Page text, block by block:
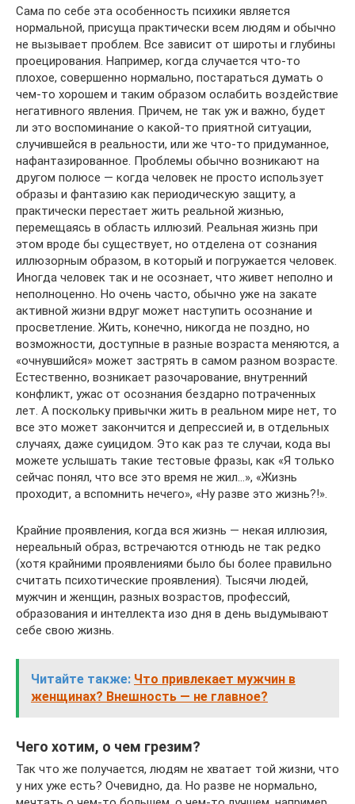
Сама по себе эта особенность психики является
нормальной, присуща практически всем людям и обычно
не вызывает проблем. Все зависит от широты и глубины
проецирования. Например, когда случается что-то
плохое, совершенно нормально, постараться думать о
чем-то хорошем и таким образом ослабить воздействие
негативного явления. Причем, не так уж и важно, будет
ли это воспоминание о какой-то приятной ситуации,
случившейся в реальности, или же что-то придуманное,
нафантазированное. Проблемы обычно возникают на
другом полюсе — когда человек не просто использует
образы и фантазию как периодическую защиту, а
практически перестает жить реальной жизнью,
перемещаясь в область иллюзий. Реальная жизнь при
этом вроде бы существует, но отделена от сознания
иллюзорным образом, в который и погружается человек.
Иногда человек так и не осознает, что живет неполно и
неполноценно. Но очень часто, обычно уже на закате
активной жизни вдруг может наступить осознание и
просветление. Жить, конечно, никогда не поздно, но
возможности, доступные в разные возраста меняются, а
«очнувшийся» может застрять в самом разном возрасте.
Естественно, возникает разочарование, внутренний
конфликт, ужас от осознания бездарно потраченных
лет. А поскольку привычки жить в реальном мире нет, то
все это может закончится и депрессией и, в отдельных
случаях, даже суицидом. Это как раз те случаи, кода вы
можете услышать такие тестовые фразы, как «Я только
сейчас понял, что все это время не жил…», «Жизнь
проходит, а вспомнить нечего», «Ну разве это жизнь?!».
Крайние проявления, когда вся жизнь — некая иллюзия,
нереальный образ, встречаются отнюдь не так редко
(хотя крайними проявлениями было бы более правильно
считать психотические проявления). Тысячи людей,
мужчин и женщин, разных возрастов, профессий,
образования и интеллекта изо дня в день выдумывают
себе свою жизнь.
Читайте также: Что привлекает мужчин в
женщинах? Внешность — не главное?
Чего хотим, о чем грезим?
Так что же получается, людям не хватает той жизни, что
у них уже есть? Очевидно, да. Но разве не нормально,